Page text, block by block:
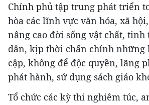
Chính phủ tập trung phát triển
hòa các lĩnh vực văn hóa, xã
nâng cao đời sống vật chất, tinh
dân, kịp thời chấn chỉnh những
cập, không để độc quyền, lãng
phát hành, sử dụng sách giáo
Tổ chức các kỳ thi nghiêm túc,